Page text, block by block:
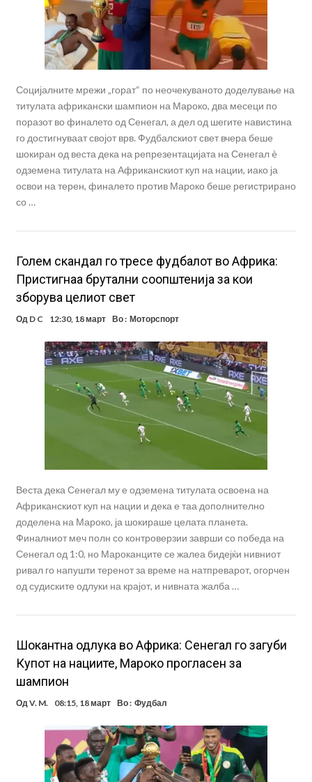
Социјалните мрежи „горат“ по неочекуваното доделување на
титулата африкански шампион на Мароко, два месеци по
поразот во финалето од Сенегал, а дел од шегите навистина
го достигнуваат својот врв. Фудбалскиот свет вчера беше
шокиран од веста дека на репрезентацијата на Сенегал è
одземена титулата на Африканскиот куп на нации, иако ја
освои на терен, финалето против Мароко беше регистрирано
со …
Голем скандал го тресе фудбалот во Африка:
Пристигнаа брутални соопштенија за кои
зборува целиот свет
Од D C 12:30, 18 март Во : Моторспорт
Веста дека Сенегал му е одземена титулата освоена на
Африканскиот куп на нации и дека е таа дополнително
доделена на Мароко, ја шокираше целата планета.
Финалниот меч полн со контроверзии заврши со победа на
Сенегал од 1:0, но Мароканците се жалеа бидејќи нивниот
ривал го напушти теренот за време на натпреварот, огорчен
од судиските одлуки на крајот, и нивната жалба …
Шокантна одлука во Африка: Сенегал го загуби
Купот на нациите, Мароко прогласен за
шампион
Од V. M. 08:15, 18 март Во : Фудбал